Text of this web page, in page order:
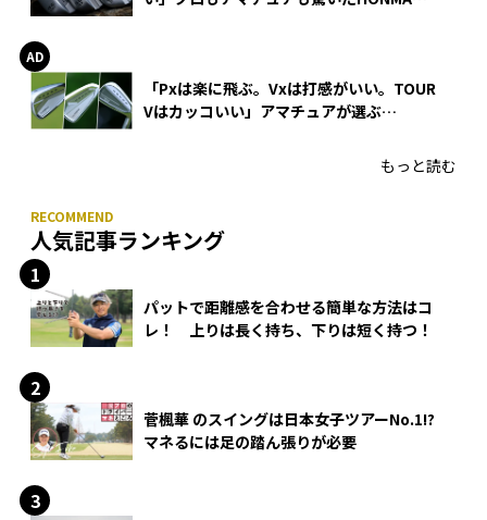
「Pxは楽に飛ぶ。Vxは打感がいい。TOUR
Vはカッコいい」アマチュアが選ぶ
もっと読む
人気記事ランキング
パットで距離感を合わせる簡単な方法はコ
レ！ 上りは長く持ち、下りは短く持つ！
菅楓華 のスイングは日本女子ツアーNo.1!?
マネるには足の踏ん張りが必要